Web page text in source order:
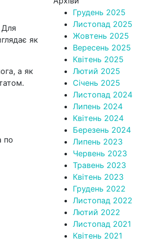
як
а як
по
Грудень 2025
Листопад 2025
Жовтень 2025
Вересень 2025
Квітень 2025
Лютий 2025
Січень 2025
Листопад 2024
Липень 2024
Квітень 2024
Березень 2024
Липень 2023
Червень 2023
Травень 2023
Квітень 2023
Грудень 2022
Листопад 2022
Лютий 2022
Листопад 2021
Квітень 2021